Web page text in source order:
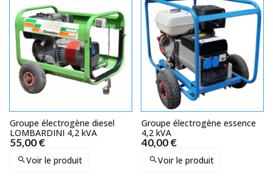
Groupe électrogène diesel
LOMBARDINI 4,2 kVA
55,00 €
Voir le produit
Groupe électrogène essence
4,2 kVA
40,00 €
Voir le produit